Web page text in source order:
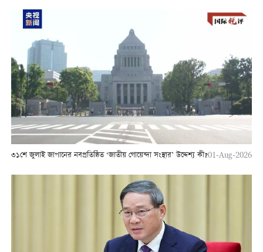
৩১শে জুলাই জাপানের নবপ্রতিষ্ঠিত ‘জাতীয় গোয়েন্দা সংস্থার’ উদ্দেশ্য কী?01-Aug-2026